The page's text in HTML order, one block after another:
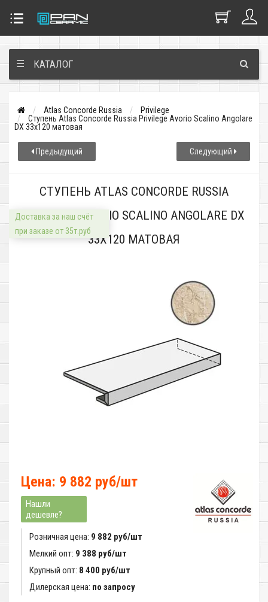
☰ КАТАЛОГ
Atlas Concorde Russia
Privilege
Ступень Atlas Concorde Russia Privilege Avorio Scalino Angolare
DX 33x120 матовая
Предыдущий Следующий
СТУПЕНЬ ATLAS CONCORDE RUSSIA
PRIVILEGE AVORIO SCALINO ANGOLARE DX
33X120 МАТОВАЯ
Доставка за наш счёт
при заказе от 35т.руб
Цена: 9 882 руб/шт
Нашли
дешевле?
Розничная цена: 9 882 руб/шт
Мелкий опт: 9 388 руб/шт
Крупный опт: 8 400 руб/шт
Дилерская цена: по запросу